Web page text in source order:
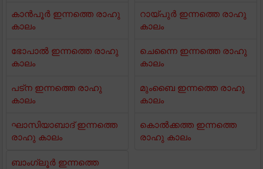
കാൻപൂർ ഇന്നത്തെ രാഹു
കാലം
ഭോപാൽ ഇന്നത്തെ രാഹു
കാലം
പട്ന ഇന്നത്തെ രാഹു
കാലം
ഘാസിയാബാദ് ഇന്നത്തെ
രാഹു കാലം
റായ്പുർ ഇന്നത്തെ രാഹു
കാലം
ചെന്നൈ ഇന്നത്തെ രാഹു
കാലം
മുംബൈ ഇന്നത്തെ രാഹു
കാലം
കൊൽക്കത്ത ഇന്നത്തെ
രാഹു കാലം
ബാംഗ്ലൂർ ഇന്നത്തെ